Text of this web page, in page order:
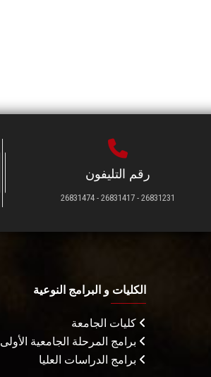
رقم التليفون
26831231 - 26831417 - 26831474
الكليات و البرامج النوعية
كليات الجامعة
برامج المرحلة الجامعية الأولى
برامج الدراسات العليا